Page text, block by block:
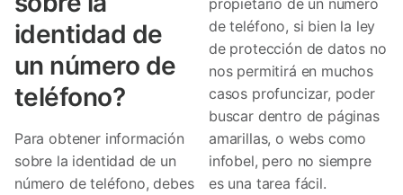
identidad de
un número de
teléfono?
Para obtener información
sobre la identidad de un
número de teléfono, debes
de teléfono, si bien la ley
de protección de datos no
nos permitirá en muchos
casos profuncizar, poder
buscar dentro de páginas
amarillas, o webs como
infobel, pero no siempre
es una tarea fácil.